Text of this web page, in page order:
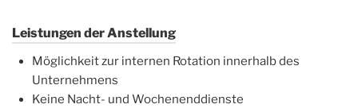
Leistungen der Anstellung
Möglichkeit zur internen Rotation innerhalb des
Unternehmens
Keine Nacht- und Wochenenddienste